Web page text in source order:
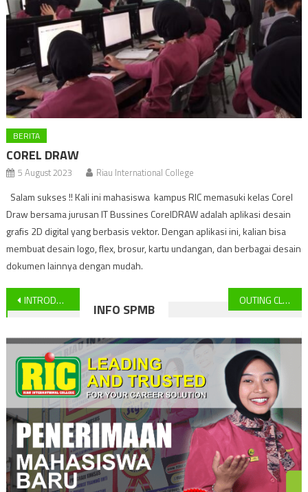
BERITA
COREL DRAW
5 August 2023 Riau International College
Salam sukses !! Kali ini mahasiswa kampus RIC memasuki kelas Corel
Draw bersama jurusan IT Bussines CorelDRAW adalah aplikasi desain
grafis 2D digital yang berbasis vektor. Dengan aplikasi ini, kalian bisa
membuat desain logo, flex, brosur, kartu undangan, dan berbagai desain
dokumen lainnya dengan mudah.
Post
navigation
INTRODUCTION FOR BANK OUTING CLASS MAHASISWA/I ANGKATAN 13
INFO SPMB